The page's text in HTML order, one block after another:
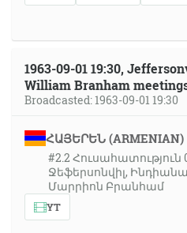
1963-09-01 19:30,
William Branham
Broadcasted: 1963-09-01 19:30
ՀԱՅԵՐԵՆ (ARMENIAN)
#2.2 Հուսահատություն
Ջեֆերսոնվիլ,
Մարրիոն Բրանհամ
YT